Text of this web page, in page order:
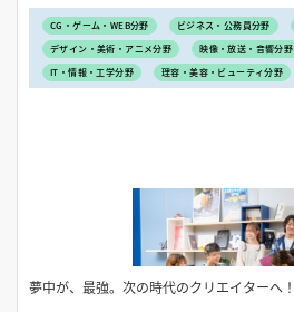
CG・ゲーム・WEB分野 ビジネス・公務員分野
デザイン・美術・アニメ分野
映像・放送・音響分野
IT・情報・工学分野
理容・美容・ビューティ分野
夢中が、最強。次の時代のクリエイターへ！